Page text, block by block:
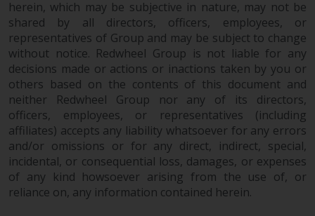
wirksam.
Copyright
Kein Teil dieser Website darf
ohne die vorherige schriftliche
Genehmigung von Redwheel in
irgendeiner Weise reproduziert
werden. Copyright 2016 ©
herein, which may be subjective in nature, may not be
shared by all directors, officers, employees, or
representatives of Group and may be subject to change
without notice. Redwheel Group is not liable for any
decisions made or actions or inactions taken by you or
others based on the contents of this document and
neither Redwheel Group nor any of its directors,
officers, employees, or representatives (including
affiliates) accepts any liability whatsoever for any errors
and/or omissions or for any direct, indirect, special,
incidental, or consequential loss, damages, or expenses
of any kind howsoever arising from the use of, or
reliance on, any information contained herein.